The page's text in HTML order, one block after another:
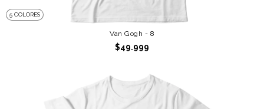
5 COLORES
Van Gogh - 8
$49.999